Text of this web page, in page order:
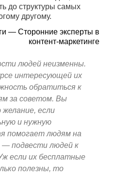
до структуры самых
другому.
— Сторонние эксперты в
контент-маркетинге
людей неизменны.
интересующей их
обратиться к
за советом. Вы
если
и нужную
помогает людям на
— подвести людей к
если их бесплатные
полезны, то